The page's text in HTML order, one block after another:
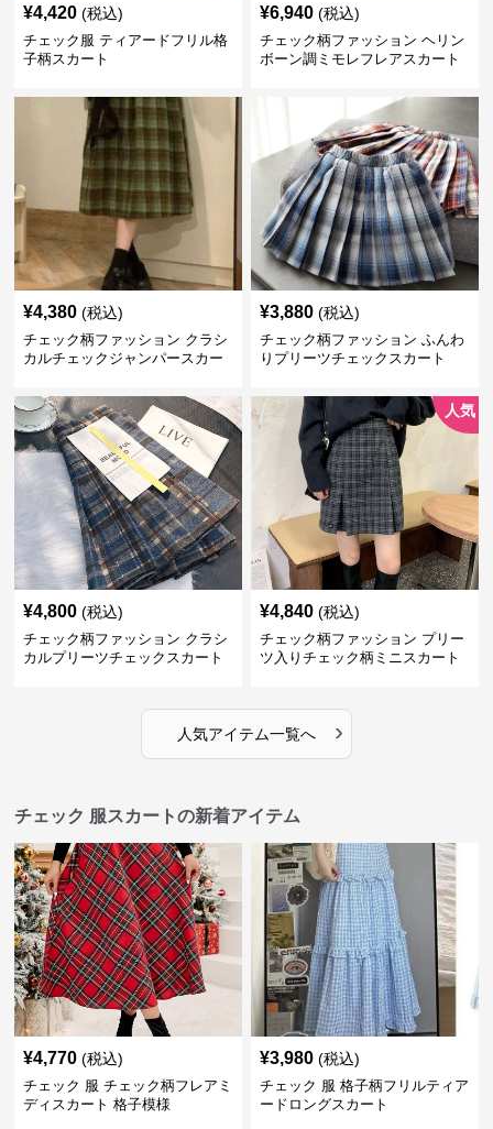
¥4,420 (税込)
チェック服 ティアードフリル格
子柄スカート
¥6,940 (税込)
チェック柄ファッション ヘリン
ボーン調ミモレフレアスカート
¥4,380 (税込)
チェック柄ファッション クラシ
カルチェックジャンパースカー
¥3,880 (税込)
チェック柄ファッション ふんわ
りプリーツチェックスカート
¥4,800 (税込)
チェック柄ファッション クラシ
カルプリーツチェックスカート
人気
¥4,840 (税込)
チェック柄ファッション プリー
ツ入りチェック柄ミニスカート
人気アイテム一覧へ ›
チェック 服スカートの新着アイテム
¥4,770 (税込)
チェック 服 チェック柄フレアミ
ディスカート 格子模様
¥3,980 (税込)
チェック 服 格子柄フリルティア
ードロングスカート